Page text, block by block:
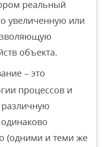
реальный
увеличенную или
объекта.
– это
процессов и
(одними и теми же